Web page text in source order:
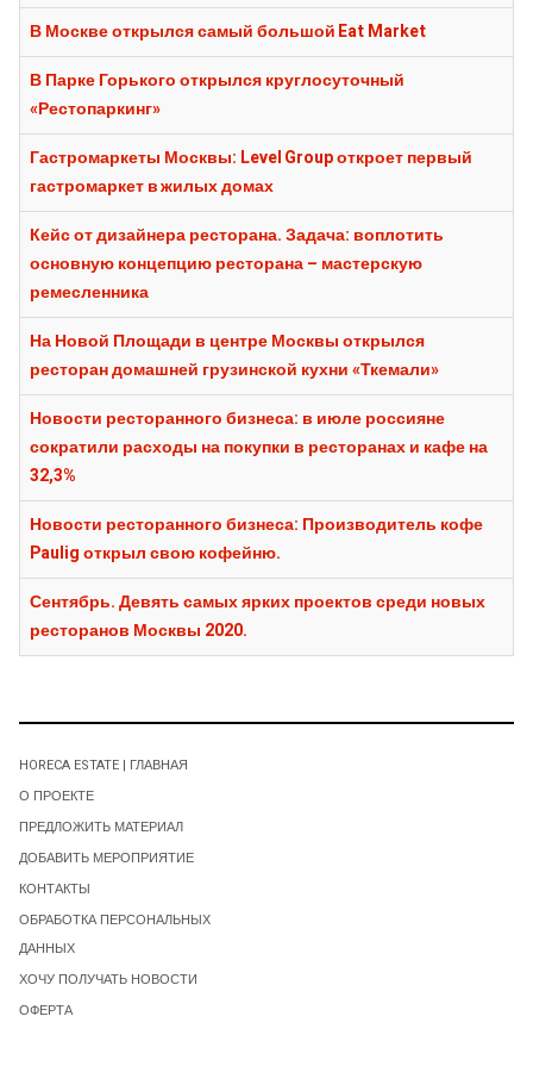
В Москве открылся самый большой Eat Market
В Парке Горького открылся круглосуточный
«Рестопаркинг»
Гастромаркеты Москвы: Level Group откроет первый
гастромаркет в жилых домах
Кейс от дизайнера ресторана. Задача: воплотить
основную концепцию ресторана – мастерскую
ремесленника
На Новой Площади в центре Москвы открылся
ресторан домашней грузинской кухни «Ткемали»
Новости ресторанного бизнеса: в июле россияне
сократили расходы на покупки в ресторанах и кафе на
32,3%
Новости ресторанного бизнеса: Производитель кофе
Paulig открыл свою кофейню.
Сентябрь. Девять самых ярких проектов среди новых
ресторанов Москвы 2020.
HORECA ESTATE | ГЛАВНАЯ
О ПРОЕКТЕ
ПРЕДЛОЖИТЬ МАТЕРИАЛ
ДОБАВИТЬ МЕРОПРИЯТИЕ
КОНТАКТЫ
ОБРАБОТКА ПЕРСОНАЛЬНЫХ
ДАННЫХ
ХОЧУ ПОЛУЧАТЬ НОВОСТИ
ОФЕРТА